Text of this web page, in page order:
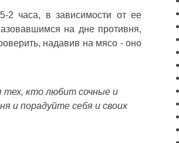
2 часа, в зависимости от ее
на дне противня,
надавив на мясо - оно
тех, кто любит сочные и
и порадуйте себя и своих